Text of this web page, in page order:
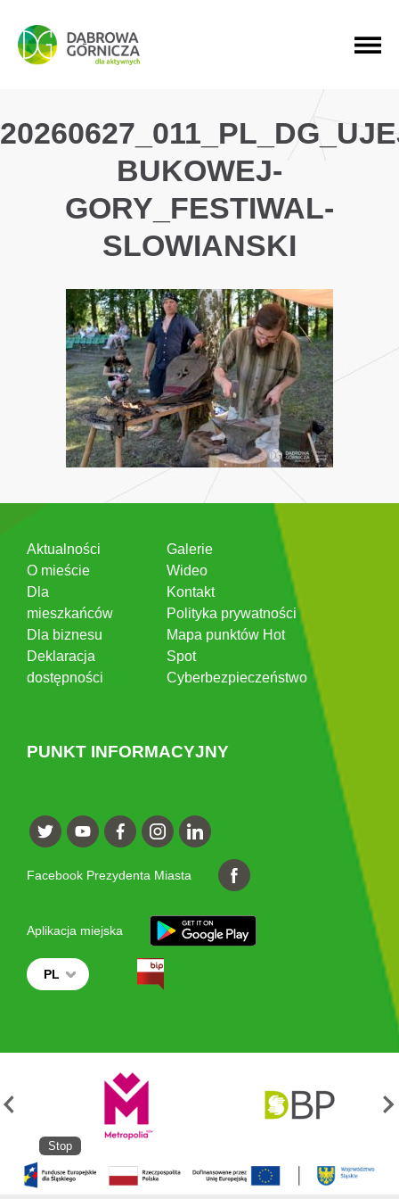
PRZEJDŹ DO MENU GŁÓWNEGO
PRZEJDŹ DO WYSZUKIWARKI
PRZEJDŹ DO TREŚCI
BUKOWEJ-
GORY_FESTIWAL-
SLOWIANSKI
Aktualności
O mieście
Dla
mieszkańców
Dla biznesu
Deklaracja
dostępności
Galerie
Wideo
Kontakt
Polityka prywatności
Mapa punktów Hot
Spot
Cyberbezpieczeństwo
PUNKT INFORMACYJNY
Facebook Prezydenta Miasta
Aplikacja miejska
PL
Stop